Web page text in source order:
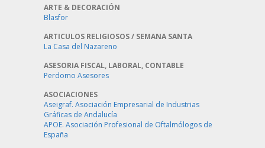
ARTE & DECORACIÓN
Blasfor
ARTICULOS RELIGIOSOS / SEMANA SANTA
La Casa del Nazareno
ASESORIA FISCAL, LABORAL, CONTABLE
Perdomo Asesores
ASOCIACIONES
Aseigraf. Asociación Empresarial de Industrias
Gráficas de Andalucía
APOE. Asociación Profesional de Oftalmólogos de
España